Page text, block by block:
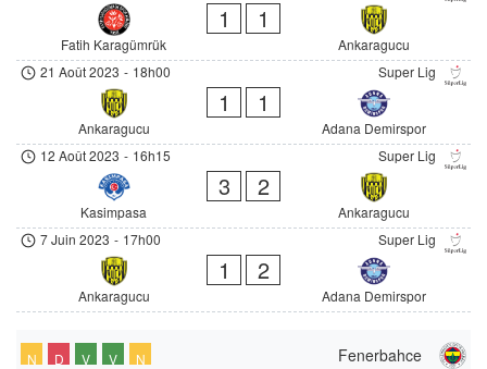
Fatih Karagümrük
1 1
Ankaragucu
Super Lig
21 Août 2023 - 18h00
Ankaragucu
1 1
Adana Demirspor
Super Lig
12 Août 2023 - 16h15
Kasimpasa
3 2
Ankaragucu
Super Lig
7 Juin 2023 - 17h00
Ankaragucu
1 2
Adana Demirspor
Fenerbahce
N D V V N